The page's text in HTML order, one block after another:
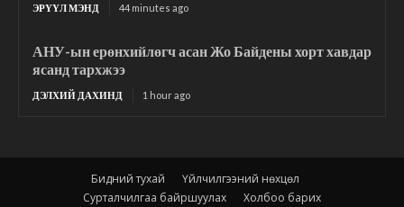
ЭРҮҮЛ МЭНД 44 minutes ago
АНУ-ын ерөнхийлөгч асан Жо Байдены хорт хавдар
ясанд тархжээ
ДЭЛХИЙ ДАХИНД 1 hour ago
Бидний тухай
Үйлчилгээний нөхцөл
Сурталчилгаа байршуулах
Холбоо барих